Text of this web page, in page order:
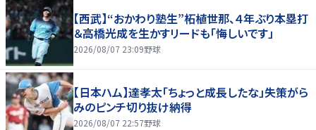
【西武】“おかわり塾生”柘植世那、４年ぶり本塁打
＆高橋光成を生かすリードも「悔しいです」
2026/08/07 23:09野球
【日本ハム】達孝太「ちょっと成長したな」失策がら
みのピンチ切り抜け納得
2026/08/07 22:57野球